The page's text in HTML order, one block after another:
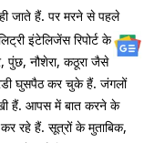
जाते हैं. पर मरने से पहले
इंटेलिजेंस रिपोर्ट के
पुंछ, नौशेरा, कठूरा जैसे
घुसपैठ कर चुके हैं. जंगलों
हैं. आपस में बात करने के
रहे हैं. सूत्रों के मुताबिक,